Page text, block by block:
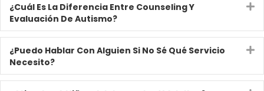
¿Cuál Es La Diferencia Entre Counseling Y
Evaluación De Autismo?
¿Puedo Hablar Con Alguien Si No Sé Qué Servicio
Necesito?